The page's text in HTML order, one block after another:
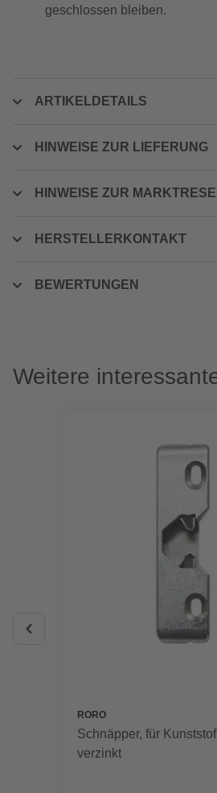
geschlossen bleiben.
ARTIKELDETAILS
HINWEISE ZUR LIEFERUNG
HINWEISE ZUR
HERSTELLERKONTAKT
BEWERTUNGEN
Weitere
RORO
Schnäpper, für
verzinkt